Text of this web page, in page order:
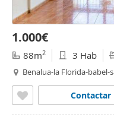
1.000€
88m2 3 Hab
Benalua-la Florida-babel-
Contactar